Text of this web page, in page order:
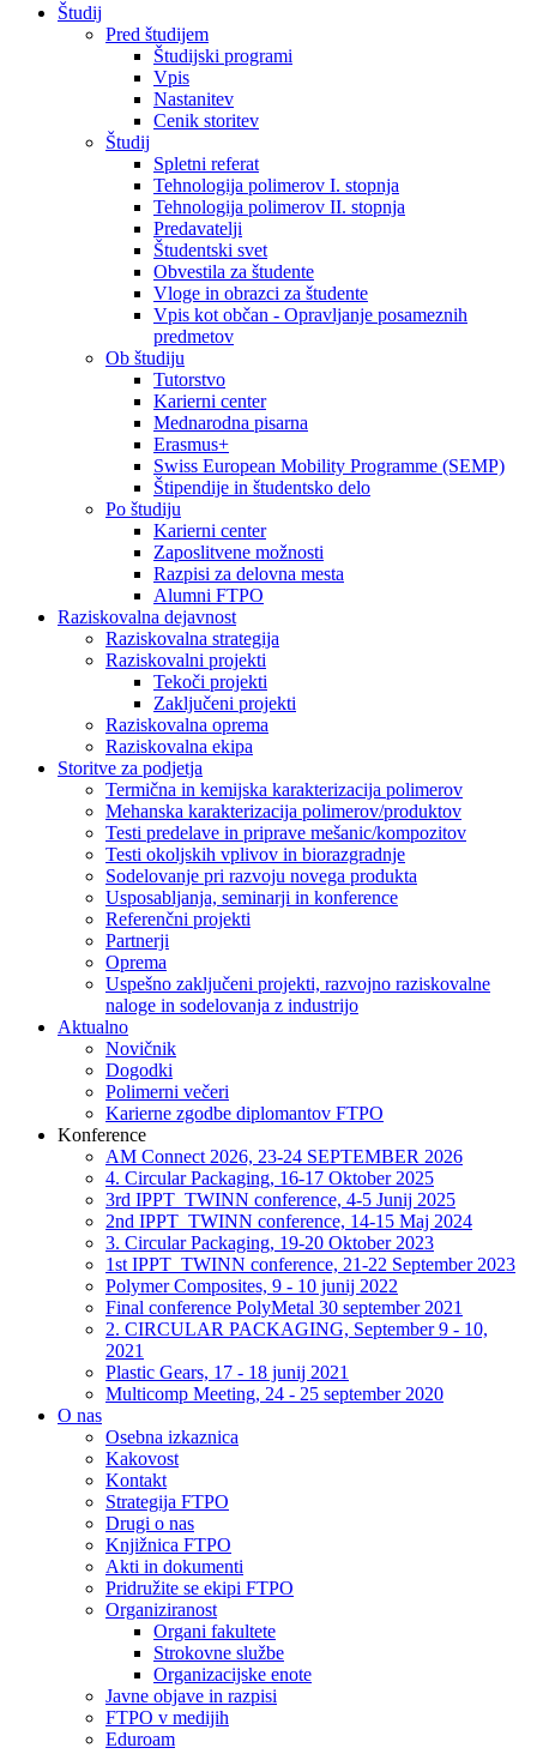
Študij
Pred študijem
Študijski programi
Vpis
Nastanitev
Cenik storitev
Študij
Spletni referat
Tehnologija polimerov I. stopnja
Tehnologija polimerov II. stopnja
Predavatelji
Študentski svet
Obvestila za študente
Vloge in obrazci za študente
Vpis kot občan - Opravljanje posameznih
predmetov
Ob študiju
Tutorstvo
Karierni center
Mednarodna pisarna
Erasmus+
Swiss European Mobility Programme (SEMP)
Štipendije in študentsko delo
Po študiju
Karierni center
Zaposlitvene možnosti
Razpisi za delovna mesta
Alumni FTPO
Raziskovalna dejavnost
Raziskovalna strategija
Raziskovalni projekti
Tekoči projekti
Zaključeni projekti
Raziskovalna oprema
Raziskovalna ekipa
Storitve za podjetja
Termična in kemijska karakterizacija polimerov
Mehanska karakterizacija polimerov/produktov
Testi predelave in priprave mešanic/kompozitov
Testi okoljskih vplivov in biorazgradnje
Sodelovanje pri razvoju novega produkta
Usposabljanja, seminarji in konference
Referenčni projekti
Partnerji
Oprema
Uspešno zaključeni projekti, razvojno raziskovalne
naloge in sodelovanja z industrijo
Aktualno
Novičnik
Dogodki
Polimerni večeri
Karierne zgodbe diplomantov FTPO
Konference
AM Connect 2026, 23-24 SEPTEMBER 2026
4. Circular Packaging, 16-17 Oktober 2025
3rd IPPT_TWINN conference, 4-5 Junij 2025
2nd IPPT_TWINN conference, 14-15 Maj 2024
3. Circular Packaging, 19-20 Oktober 2023
1st IPPT_TWINN conference, 21-22 September 2023
Polymer Composites, 9 - 10 junij 2022
Final conference PolyMetal 30 september 2021
2. CIRCULAR PACKAGING, September 9 - 10,
2021
Plastic Gears, 17 - 18 junij 2021
Multicomp Meeting, 24 - 25 september 2020
O nas
Osebna izkaznica
Kakovost
Kontakt
Strategija FTPO
Drugi o nas
Knjižnica FTPO
Akti in dokumenti
Pridružite se ekipi FTPO
Organiziranost
Organi fakultete
Strokovne službe
Organizacijske enote
Javne objave in razpisi
FTPO v medijih
Eduroam